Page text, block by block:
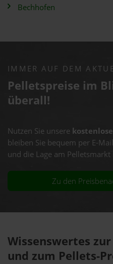
Bechhofen
IMMER AUF DEM
Pelletspreise im
überall!
Nutzen Sie unsere
bleiben Sie bequem per E-
und die Lage am
Zu den
Wissenswertes
und zum Pellets-